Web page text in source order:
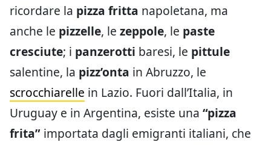
ricordare la pizza fritta napoletana, ma
anche le pizzelle, le zeppole, le paste
cresciute; i panzerotti baresi, le pittule
salentine, la pizz’onta in Abruzzo, le
scrocchiarelle in Lazio. Fuori dall’Italia, in
Uruguay e in Argentina, esiste una “pizza
frita” importata dagli emigranti italiani, che